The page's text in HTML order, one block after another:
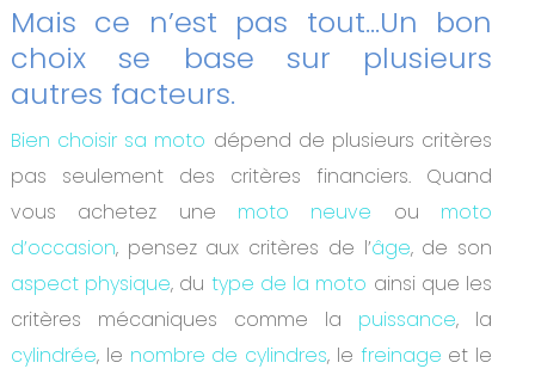
Mais ce n’est pas tout…Un bon
choix se base sur plusieurs
autres facteurs.
Bien choisir sa moto dépend de plusieurs critères
pas seulement des critères financiers. Quand
vous achetez une moto neuve ou moto
d’occasion, pensez aux critères de l’âge, de son
aspect physique, du type de la moto ainsi que les
critères mécaniques comme la puissance, la
cylindrée, le nombre de cylindres, le freinage et le